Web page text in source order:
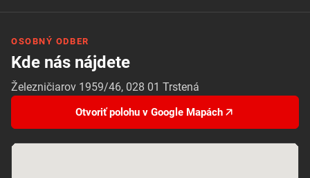
OSOBNÝ ODBER
Kde nás nájdete
Železničiarov 1959/46, 028 01 Trstená
Otvoriť polohu v Google Mapách